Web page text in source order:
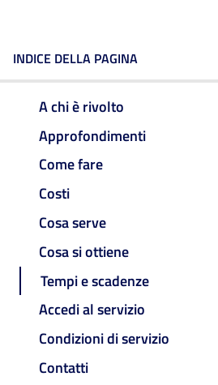
INDICE DELLA PAGINA
A chi è rivolto
Approfondimenti
Come fare
Costi
Cosa serve
Cosa si ottiene
Tempi e scadenze
Accedi al servizio
Condizioni di servizio
Contatti